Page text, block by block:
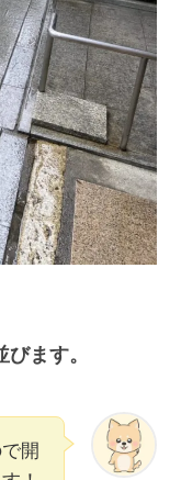
ます。
開